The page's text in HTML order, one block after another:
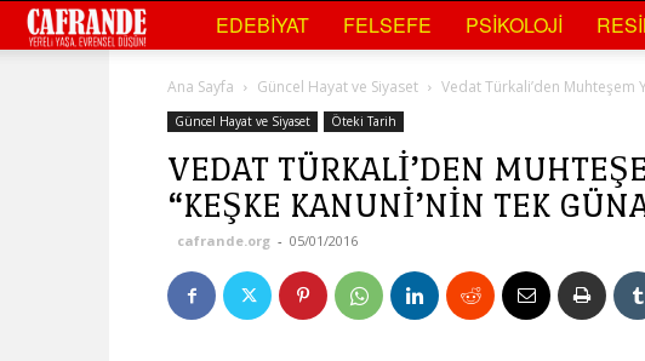
Cafrande
Sanat
EDEBIYAT FELSEFE PSIKOLOJI
Ana Sayfa Güncel Hayat ve Siyaset Vedat Türkali’den Muhteşem
Güncel Hayat ve Siyaset Öteki Tarih
VEDAT TÜRKALI’DEN
“KEŞKE KANUNI’NIN TEK
cafrande.org - 05/01/2016